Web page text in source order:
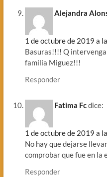
Alejandra
1 de octubre de 2019 a
Basuras!!!! Q
familia Miguez!!!
Responder
Fatima Fcdice:
1 de octubre de 2019 a
No hay que dejarse
comprobar que fue en la
Responder